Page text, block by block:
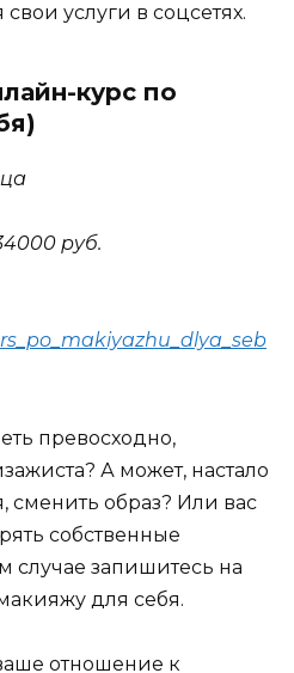
услуги в соцсетях.
курс по
руб.
превосходно,
А может, настало
сменить образ? Или вас
собственные
запишитесь на
для себя.
отношение к